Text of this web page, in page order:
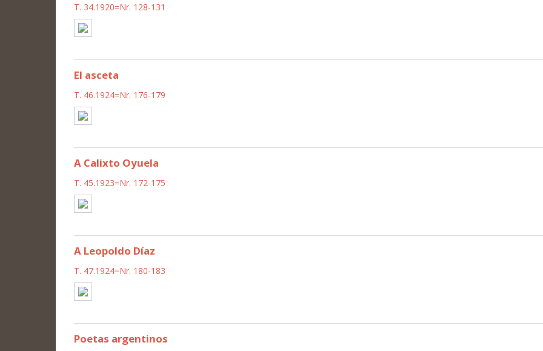
T. 34.1920=Nr. 128-131
El asceta
T. 46.1924=Nr. 176-179
A Calixto Oyuela
T. 45.1923=Nr. 172-175
A Leopoldo Díaz
T. 47.1924=Nr. 180-183
Poetas argentinos